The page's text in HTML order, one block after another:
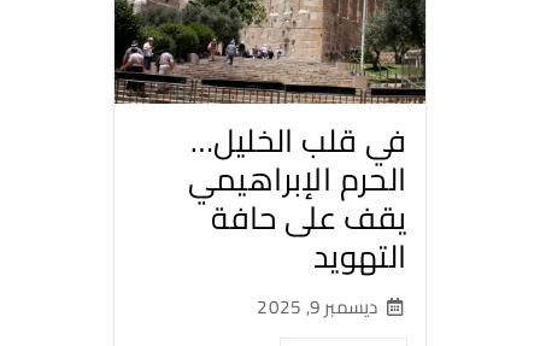
في قلب الخليل…
الحرم الإبراهيمي
يقف على حافة
التهويد
ديسمبر 9, 2025